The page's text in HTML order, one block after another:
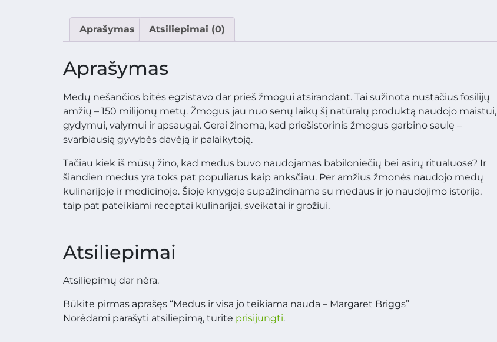
Aprašymas Atsiliepimai (0)
Aprašymas
Medų nešančios bitės egzistavo dar prieš žmogui atsirandant. Tai sužinota nustačius fosilijų
amžių – 150 milijonų metų. Žmogus jau nuo senų laikų šį natūralų produktą naudojo maistui,
gydymui, valymui ir apsaugai. Gerai žinoma, kad priešistorinis žmogus garbino saulę –
svarbiausią gyvybės davėją ir palaikytoją.
Tačiau kiek iš mūsų žino, kad medus buvo naudojamas babiloniečių bei asirų ritualuose? Ir
šiandien medus yra toks pat populiarus kaip anksčiau. Per amžius žmonės naudojo medų
kulinarijoje ir medicinoje. Šioje knygoje supažindinama su medaus ir jo naudojimo istorija,
taip pat pateikiami receptai kulinarijai, sveikatai ir grožiui.
Atsiliepimai
Atsiliepimų dar nėra.
Būkite pirmas aprašęs “Medus ir visa jo teikiama nauda – Margaret Briggs”
Norėdami parašyti atsiliepimą, turite prisijungti.